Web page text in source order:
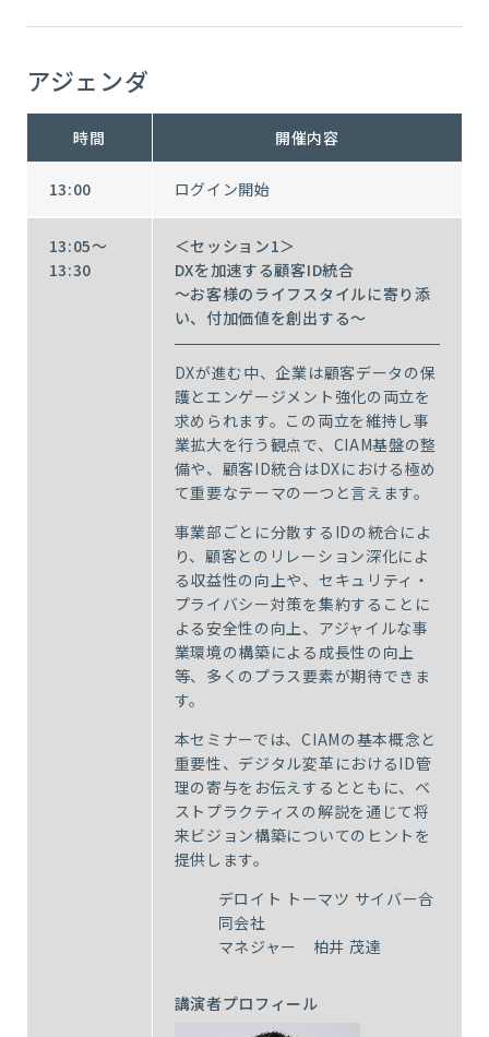
アジェンダ
時間 開催内容
13:00 ログイン開始
13:05～
13:30
＜セッション1＞
DXを加速する顧客ID統合
～お客様のライフスタイルに寄り添
い、付加価値を創出する～
DXが進む中、企業は顧客データの保
護とエンゲージメント強化の両立を
求められます。この両立を維持し事
業拡大を行う観点で、CIAM基盤の整
備や、顧客ID統合はDXにおける極め
て重要なテーマの一つと言えます。
事業部ごとに分散するIDの統合によ
り、顧客とのリレーション深化によ
る収益性の向上や、セキュリティ・
プライバシー対策を集約することに
よる安全性の向上、アジャイルな事
業環境の構築による成長性の向上
等、多くのプラス要素が期待できま
す。
本セミナーでは、CIAMの基本概念と
重要性、デジタル変革におけるID管
理の寄与をお伝えするとともに、ベ
ストプラクティスの解説を通じて将
来ビジョン構築についてのヒントを
提供します。
デロイト トーマツ サイバー合
同会社
マネジャー 柏井 茂達
講演者プロフィール